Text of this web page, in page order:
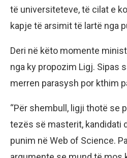
të universiteteve, të cilat e
kapje të arsimit të lartë nga
Deri në këto momente
nga ky propozim Ligj. Sipas
merren parasysh por kthim
“Për shembull, ligji thotë se
tezës së masterit, kandidati
punim në Web of Science.